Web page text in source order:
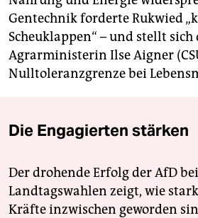
Gentechnik forderte Rukwied
Scheuklappen“ – und stellt
Agrarministerin Ilse Aigner
Nulltoleranzgrenze bei
Die Engagierten stärken
Der drohende Erfolg der AfD
Landtagswahlen zeigt, wie
Kräfte inzwischen geworden